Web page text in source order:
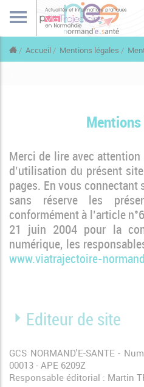
Accueil Mentions légales
Merci de lire avec
d’utilisation du présent
pages. En vous connectant
sans réserve les
conformément à l’article
21 juin 2004 pour la
numérique, les
www.viatrajectoire-
Editeur de site
GCS NORMAND'E-SANTE -
00013 - APE 6209Z
Responsable éditorial : Martin